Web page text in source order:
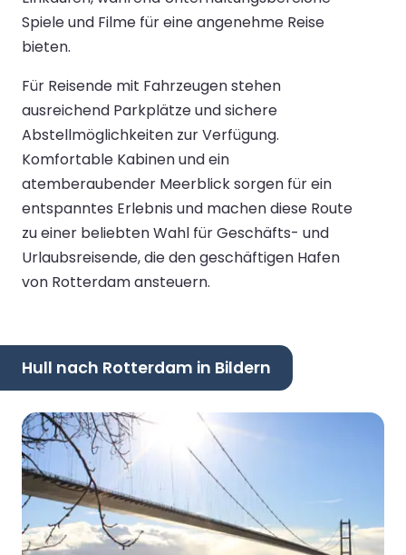
Spiele und Filme für eine angenehme Reise
bieten.
Für Reisende mit Fahrzeugen stehen
ausreichend Parkplätze und sichere
Abstellmöglichkeiten zur Verfügung.
Komfortable Kabinen und ein
atemberaubender Meerblick sorgen für ein
entspanntes Erlebnis und machen diese Route
zu einer beliebten Wahl für Geschäfts- und
Urlaubsreisende, die den geschäftigen Hafen
von Rotterdam ansteuern.
Hull nach Rotterdam in Bildern